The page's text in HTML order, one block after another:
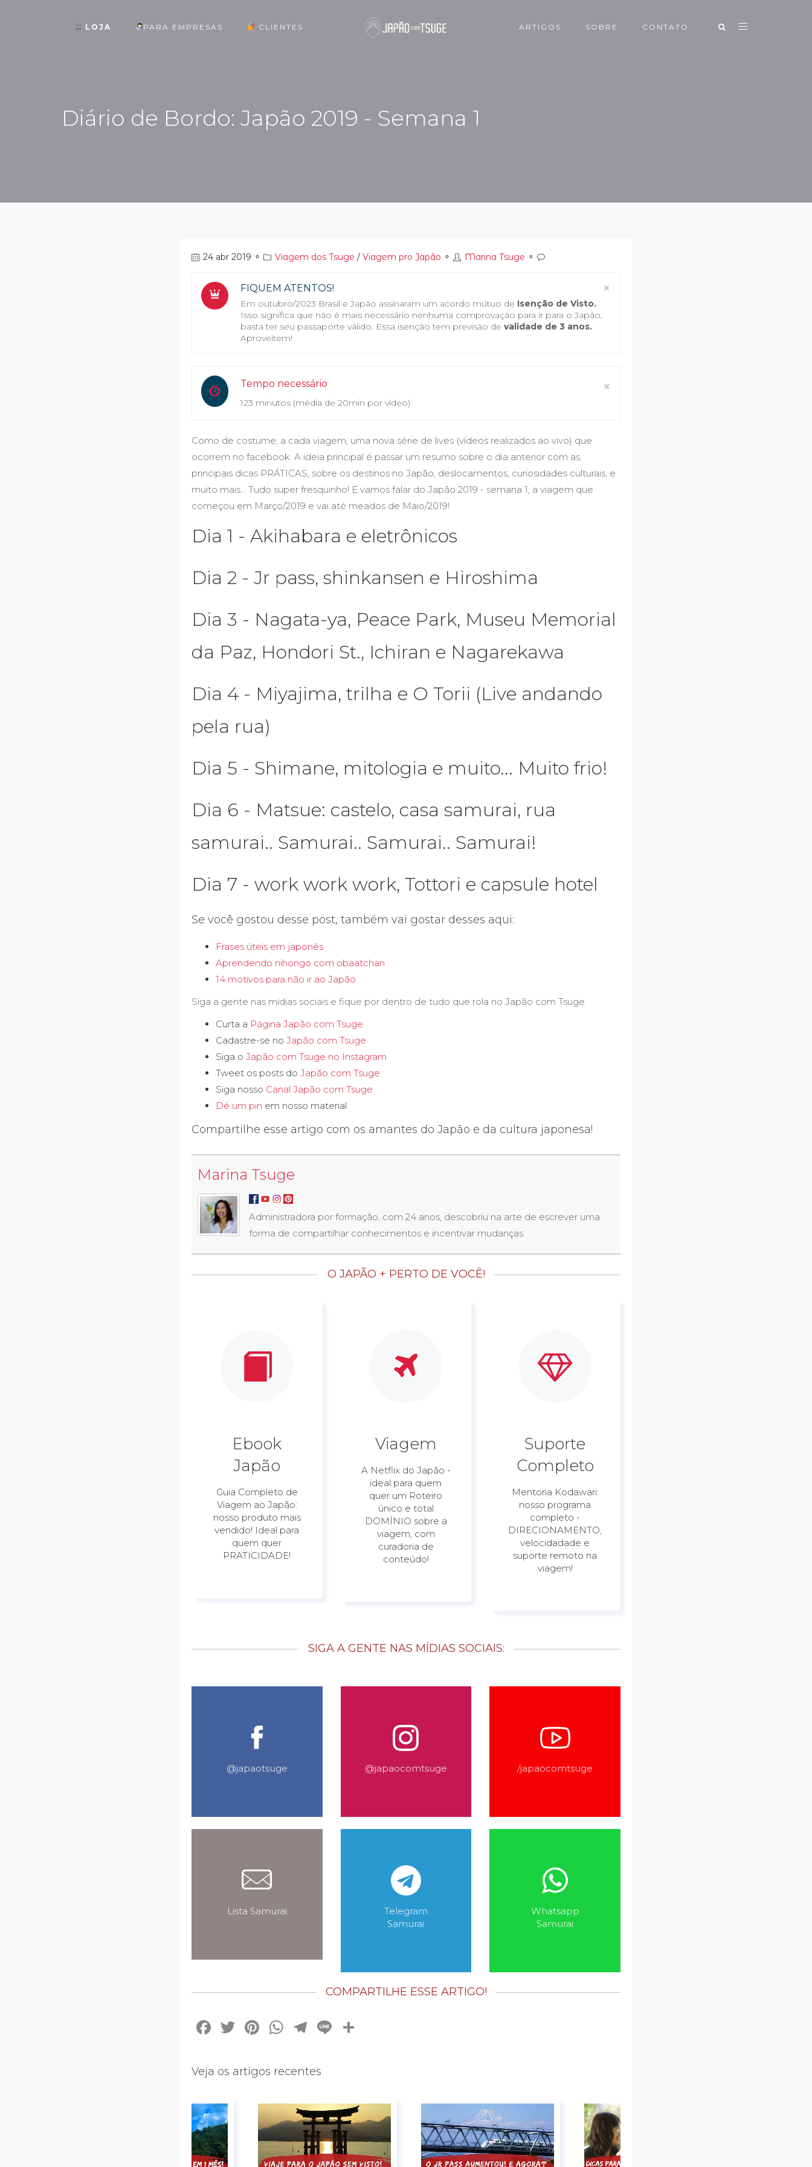
LOJA PARA EMPRESAS CLIENTES ARTIGOS SOBRE CONTATO
Diário de Bordo: Japão 2019 - Semana 1
24 abr 2019 ⚬ Viagem dos Tsuge / Viagem pro Japão ⚬ Marina Tsuge ⚬
×
FIQUEM ATENTOS!
Em outubro/2023 Brasil e Japão assinaram um acordo mútuo de Isenção de Visto.
Isso significa que não é mais necessário nenhuma comprovação para ir para o Japão,
basta ter seu passaporte válido. Essa isenção tem previsão de validade de 3 anos.
Aproveitem!
×
Tempo necessário
123 minutos (média de 20min por vídeo)
Como de costume, a cada viagem, uma nova série de lives (vídeos realizados ao vivo) que
ocorrem no facebook. A ideia principal é passar um resumo sobre o dia anterior com as
principais dicas PRÁTICAS, sobre os destinos no Japão, deslocamentos, curiosidades culturais, e
muito mais... Tudo super fresquinho! E vamos falar do Japão 2019 - semana 1, a viagem que
começou em Março/2019 e vai até meados de Maio/2019!
Dia 1 - Akihabara e eletrônicos
Dia 2 - Jr pass, shinkansen e Hiroshima
Dia 3 - Nagata-ya, Peace Park, Museu Memorial
da Paz, Hondori St., Ichiran e Nagarekawa
Dia 4 - Miyajima, trilha e O Torii (Live andando
pela rua)
Dia 5 - Shimane, mitologia e muito... Muito frio!
Dia 6 - Matsue: castelo, casa samurai, rua
samurai.. Samurai.. Samurai.. Samurai!
Dia 7 - work work work, Tottori e capsule hotel
Se você gostou desse post, também vai gostar desses aqui:
Frases úteis em japonês
Aprendendo nihongo com obaatchan
14 motivos para não ir ao Japão
Siga a gente nas mídias sociais e fique por dentro de tudo que rola no Japão com Tsuge.
Curta a Página Japão com Tsuge
Cadastre-se no Japão com Tsuge
Siga o Japão com Tsuge no Instagram
Tweet os posts do Japão com Tsuge
Siga nosso Canal Japão com Tsuge
Dê um pin em nosso material
Compartilhe esse artigo com os amantes do Japão e da cultura japonesa!
Marina Tsuge
Administradora por formação, com 24 anos, descobriu na arte de escrever uma
forma de compartilhar conhecimentos e incentivar mudanças.
O JAPÃO + PERTO DE VOCÊ!
Ebook
Japão
Guia Completo de
Viagem ao Japão:
nosso produto mais
vendido! Ideal para
quem quer
PRATICIDADE!
Viagem
A Netflix do Japão -
ideal para quem
quer um Roteiro
único e total
DOMÍNIO sobre a
viagem, com
curadoria de
conteúdo!
Suporte
Completo
Mentoria Kodawari:
nosso programa
completo -
DIRECIONAMENTO,
velocidadade e
suporte remoto na
viagem!
SIGA A GENTE NAS MÍDIAS SOCIAIS:
@japaotsuge @japaocomtsuge /japaocomtsuge
Lista Samurai
Telegram
Samurai
Whatsapp
Samurai
COMPARTILHE ESSE ARTIGO!
Facebook
Twitter
Pinterest
WhatsApp
Telegram
Line
Veja os artigos recentes